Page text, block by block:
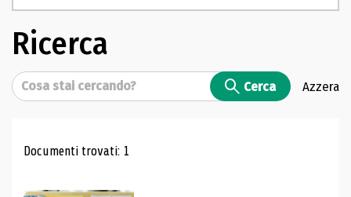
Ricerca
Cerca Cerca Azzera
Risultati di ricerca
Documenti trovati: 1